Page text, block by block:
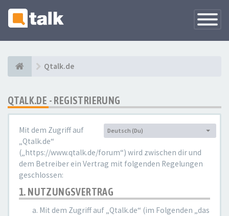
Qtalk.de
QTALK.DE - REGISTRIERUNG
Sprache:
Deutsch (Du)
Mit dem Zugriff auf
„Qtalk.de“
(„https://www.qtalk.de/forum“) wird zwischen dir und
dem Betreiber ein Vertrag mit folgenden Regelungen
geschlossen:
1. NUTZUNGSVERTRAG
Mit dem Zugriff auf „Qtalk.de“ (im Folgenden „das